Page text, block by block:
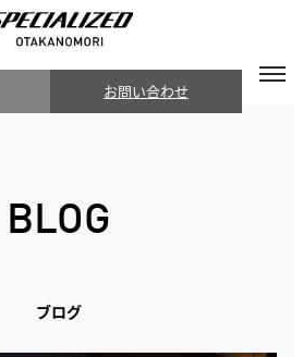
お問い合わせ
BLOG
ブログ